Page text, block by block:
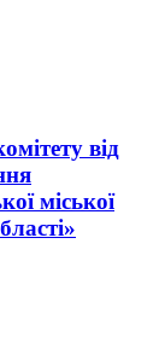
від
міської